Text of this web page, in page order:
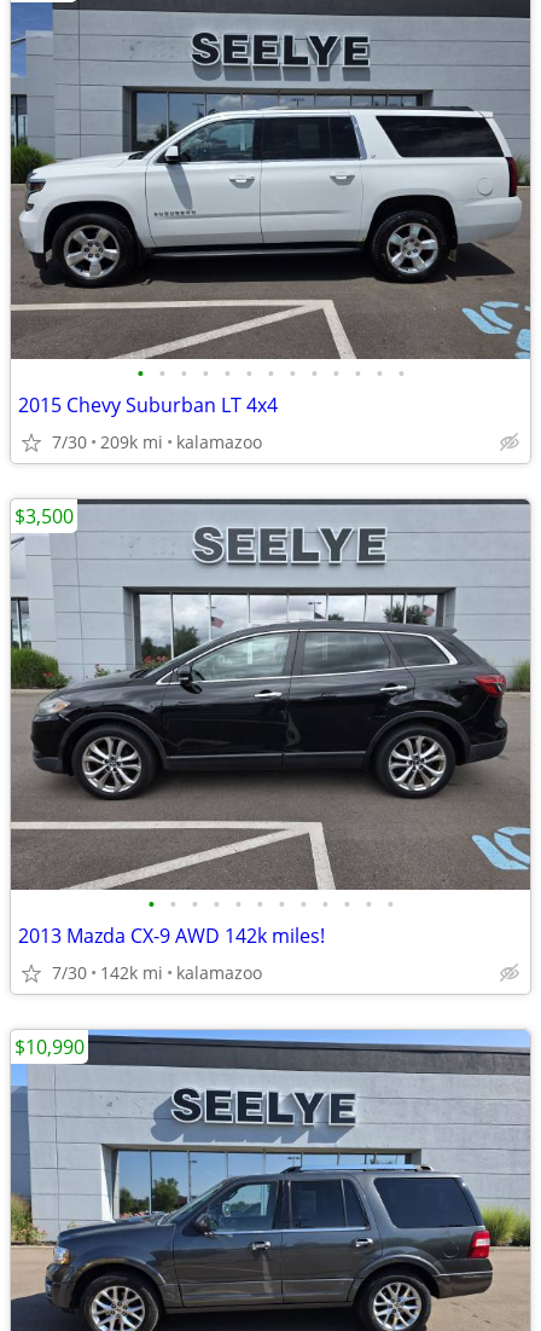
• • • • • • • • • • • • •
2015 Chevy Suburban LT 4x4
7/30 209k mi kalamazoo
• • • • • • • • • • • •
2013 Mazda CX-9 AWD 142k miles!
7/30 142k mi kalamazoo
$3,500
$10,990